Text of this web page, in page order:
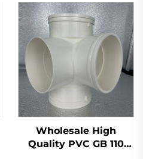
Wholesale High
Quality PVC GB 110